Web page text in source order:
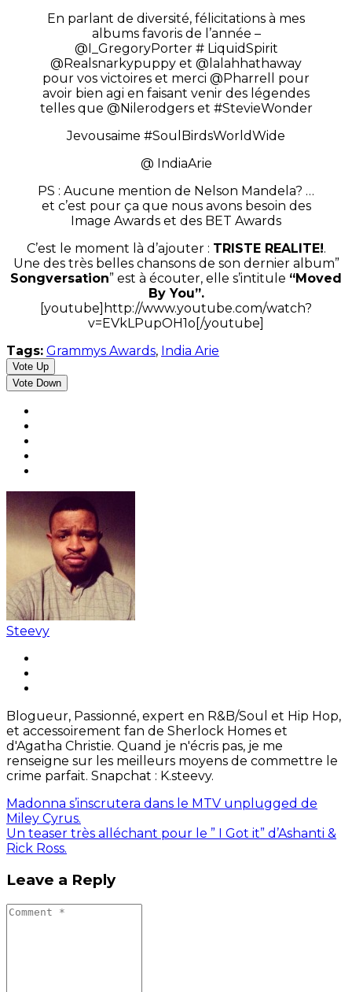
En parlant de diversité, félicitations à mes
albums favoris de l’année –
@I_GregoryPorter # LiquidSpirit
@Realsnarkypuppy et @lalahhathaway
pour vos victoires et merci @Pharrell pour
avoir bien agi en faisant venir des légendes
telles que @Nilerodgers et #StevieWonder
Jevousaime #SoulBirdsWorldWide
@ IndiaArie
PS : Aucune mention de Nelson Mandela? …
et c’est pour ça que nous avons besoin des
Image Awards et des BET Awards
C’est le moment là d’ajouter : TRISTE REALITE!.
Une des très belles chansons de son dernier album”
Songversation” est à écouter, elle s’intitule “Moved
By You”.
[youtube]http://www.youtube.com/watch?
v=EVkLPupOH1o[/youtube]
Tags: Grammys Awards, India Arie
Vote Up
Vote Down
Steevy
Blogueur, Passionné, expert en R&B/Soul et Hip Hop,
et accessoirement fan de Sherlock Homes et
d'Agatha Christie. Quand je n'écris pas, je me
renseigne sur les meilleurs moyens de commettre le
crime parfait. Snapchat : K.steevy.
Madonna s’inscrutera dans le MTV unplugged de
Miley Cyrus.
Un teaser très alléchant pour le ” I Got it” d’Ashanti &
Rick Ross.
Leave a Reply